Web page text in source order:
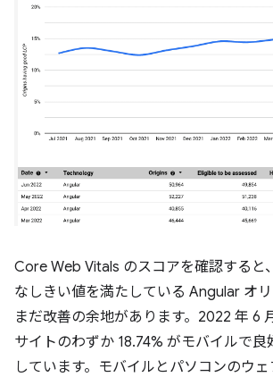
Core Web Vitals のスコアを確認すると
なしきい値を満たしている Angular オリ
まだ改善の余地があります。2022 年 6
サイトのわずか 18.74% がモバイルで良
しています。モバイルとパソコンのウ